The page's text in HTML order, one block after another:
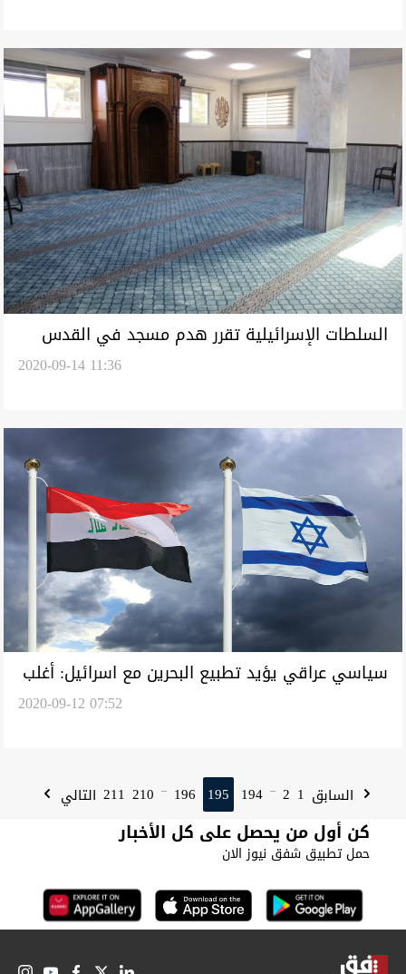
السلطات الإسرائيلية تقرر هدم مسجد في القدس
2020-09-14 11:36
سياسي عراقي يؤيد تطبيع البحرين مع اسرائيل: أغلب
2020-09-12 07:52
السابق 1
2
...
194
195
196
...
210
211 التالي
كن أول من يحصل على كل الأخبار
حمل تطبيق شفق نيوز الان